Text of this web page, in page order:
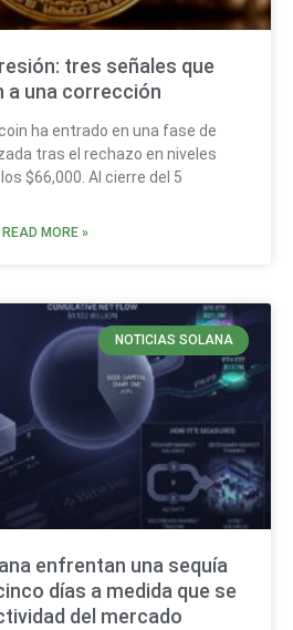
tres señales que
a una corrección
ha entrado en una fase de
tras el rechazo en niveles
$66,000. Al cierre del 5
READ MORE »
NOTICIAS SOLANA
enfrentan una sequía
días a medida que se
del mercado